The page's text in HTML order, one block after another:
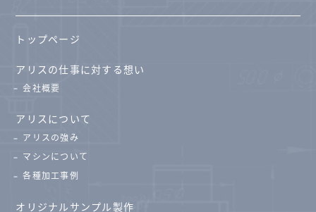
トップページ
アリスの仕事に対する想い
会社概要
アリスについて
アリスの強み
マシンについて
各種加工事例
オリジナルサンプル製作